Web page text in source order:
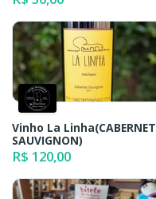
Vinho La Linha(CABERNET
SAUVIGNON)
R$ 120,00